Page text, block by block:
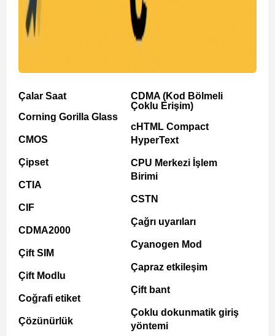
Çalar Saat
Corning Gorilla Glass
CMOS
Çipset
CTIA
CIF
CDMA2000
Çift SIM
Çift Modlu
Coğrafi etiket
Çözünürlük
CDMA (Kod Bölmeli
Çoklu Erişim)
cHTML Compact
HyperText
CPU Merkezi İşlem
Birimi
CSTN
Çağrı uyarıları
Cyanogen Mod
Çapraz etkileşim
Çift bant
Çoklu dokunmatik giriş
yöntemi